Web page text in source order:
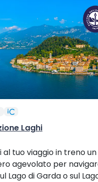
Laghi
al tuo viaggio in treno
agevolato per
Lago di Garda o sul